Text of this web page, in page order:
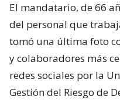
El mandatario, de 66
del personal que
tomó una última foto
y colaboradores más
redes sociales por la
Gestión del Riesgo de